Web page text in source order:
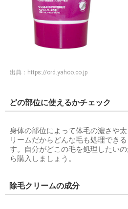
出典： https://ord.yahoo.co.jp
どの部位に使えるかチェック
身体の部位によって体毛の濃さや
リームだからどんな毛も処理でき
す。自分がどこの毛を処理したい
ら購入しましょう。
除毛クリームの成分